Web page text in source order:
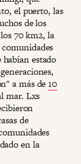
el puerto, las
de los
70 km2, la
comunidades
estado
a más de10
mar. Lxs
de
en la